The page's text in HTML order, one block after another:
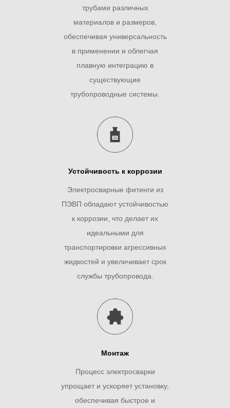
трубами различных
материалов и размеров,
обеспечивая универсальность
в применении и облегчая
плавную интеграцию в
существующие
трубопроводные системы.
Устойчивость к коррозии
Электросварные фитинги из
ПЭВП обладают устойчивостью
к коррозии, что делает их
идеальными для
транспортировки агрессивных
жидкостей и увеличивает срок
службы трубопровода.
Монтаж
Процесс электросварки
упрощает и ускоряет установку,
обеспечивая быстрое и